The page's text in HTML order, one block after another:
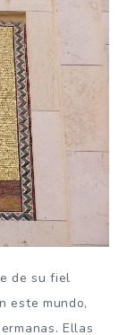
de su fiel
este mundo,
Ellas